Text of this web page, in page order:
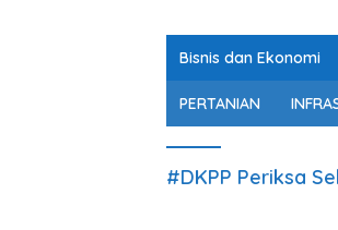
Bisnis dan Ekonomi
PERTANIAN
#DKPP Periksa